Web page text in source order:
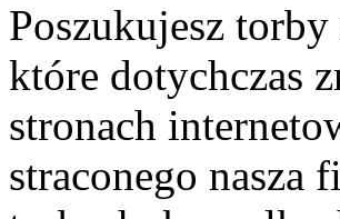
Poszukujesz
które dotychczas
stronach
straconego nasza